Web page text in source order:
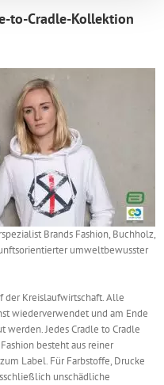
to-Cradle-Kollektion
Brands Fashion, Buchholz,
umweltbewusster
der Kreislaufwirtschaft. Alle
wiederverwendet und am Ende
werden. Jedes Cradle to Cradle
besteht aus reiner
Label. Für Farbstoffe, Drucke
unschädliche